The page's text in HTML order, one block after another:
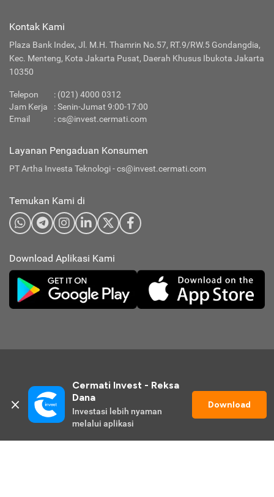
Kontak Kami
Plaza Bank Index, Jl. M.H. Thamrin No.57, RT.9/RW.5 Gondangdia,
Kec. Menteng, Kota Jakarta Pusat, Daerah Khusus Ibukota Jakarta
10350
Telepon : (021) 4000 0312
Jam Kerja
: Senin-Jumat 9:00-17:00
Email
:cs@invest.cermati.com
Layanan Pengaduan Konsumen
PT Artha Investa Teknologi -cs@invest.cermati.com
Temukan Kami di
Download Aplikasi Kami
© 2026 Cermati Invest. All Rights Reserved.
Cermati Invest - Reksa
Dana
Investasi lebih nyaman
melalui aplikasi
Download